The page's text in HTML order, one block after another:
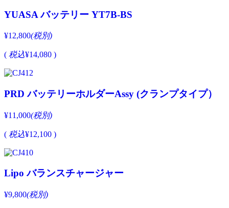
YUASA バッテリー YT7B-BS
¥12,800(税別)
( 税込¥14,080 )
PRD バッテリーホルダーAssy (クランプタイプ）
¥11,000(税別)
( 税込¥12,100 )
Lipo バランスチャージャー
¥9,800(税別)